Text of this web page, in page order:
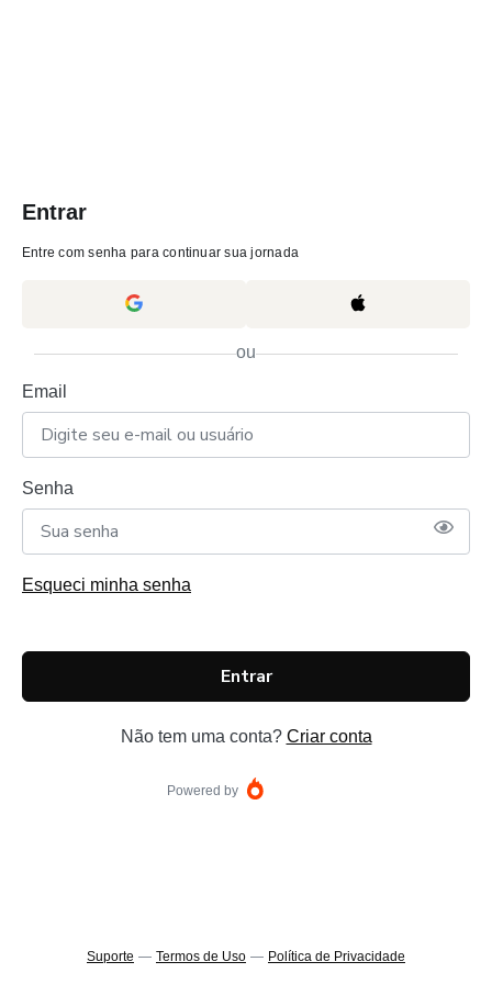
Entrar
Entre com senha para continuar sua jornada
ou
Email
Senha
Esqueci minha senha
Entrar
Não tem uma conta? Criar conta
Powered by
Suporte — Termos de Uso — Política de Privacidade